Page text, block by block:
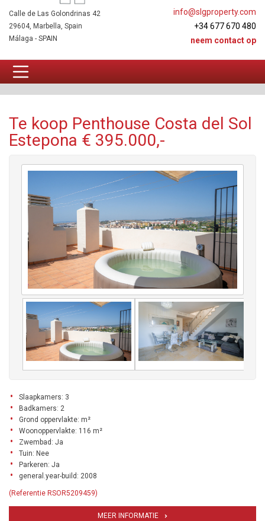
info@slgproperty.com
+34 677 670 480
neem contact op
Calle de Las Golondrinas 42
29604, Marbella, Spain
Málaga - SPAIN
Te koop Penthouse Costa del Sol
Estepona € 395.000,-
Slaapkamers: 3
Badkamers: 2
Grond oppervlakte: m²
Woonoppervlakte: 116 m²
Zwembad: Ja
Tuin: Nee
Parkeren: Ja
general.year-build: 2008
(Referentie RSOR5209459)
MEER INFORMATIE